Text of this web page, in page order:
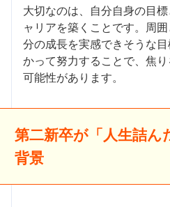
大切なのは、自分自身の目
ャリアを築くことです。周
分の成長を実感できそうな
かって努力することで、焦
可能性があります。
第二新卒が「人生詰ん
背景